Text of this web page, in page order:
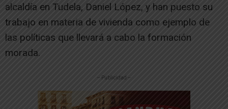
alcaldía en Tudela, Daniel López, y han puesto su
trabajo en materia de vivienda como ejemplo de
las políticas que llevará a cabo la formación
morada.
-- Publicidad --